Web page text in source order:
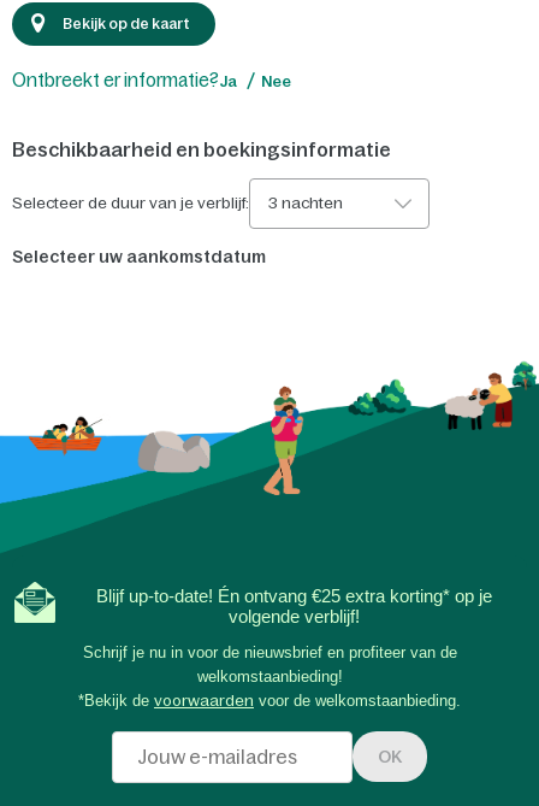
Bekijk op de kaart
Ontbreekt er informatie?Ja Nee
Beschikbaarheid en boekingsinformatie
Selecteer de duur van je verblijf: 3 nachten
Selecteer uw aankomstdatum
Blijf up-to-date! Én ontvang €25 extra korting* op je
volgende verblijf!
Schrijf je nu in voor de nieuwsbrief en profiteer van de
welkomstaanbieding!
*Bekijk de voorwaarden voor de welkomstaanbieding.
OK